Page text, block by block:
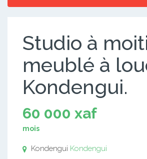
Studio à
meublé à
Kondengui.
60 000 xaf
mois
Kondengui Kondengui